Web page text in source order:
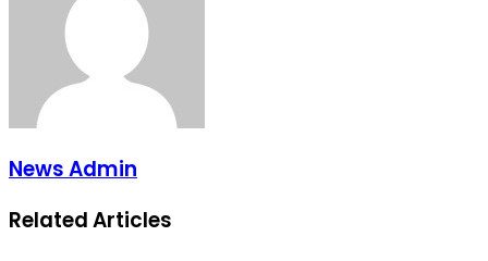
News Admin
Related Articles